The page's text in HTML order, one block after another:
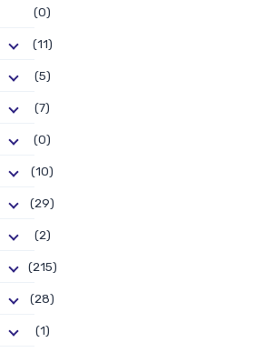
(0)
(11)
(5)
(7)
(0)
(10)
(29)
(2)
(215)
(28)
(1)